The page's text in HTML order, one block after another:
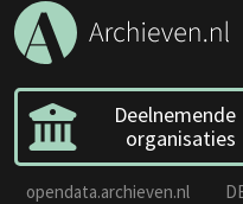
Deelnemende
organisaties
opendata.archieven.nl